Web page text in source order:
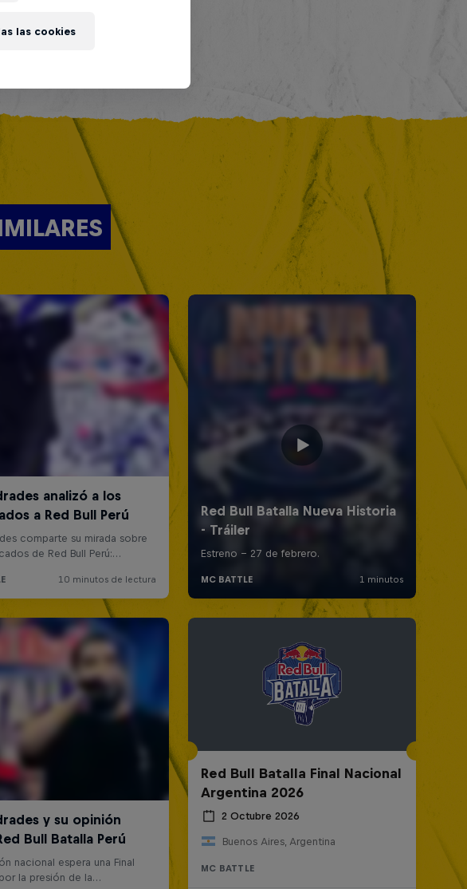
Red Bull Batalla Final Nacional
Argentina 2026
2 Octubre 2026
Buenos Aires, Argentina
MC BATTLE
las cookies